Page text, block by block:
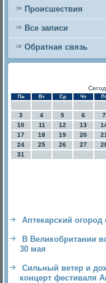
Происшествия
Все записи
Обратная связь
Пн Вт Ср Чт
3
4 5 6 7
10
11 12 13
17
18 19 20 21
24
25 26 27
31
Аптекарский
В Великобритании
30 мая
Сильный ветер и
концерт фестиваля